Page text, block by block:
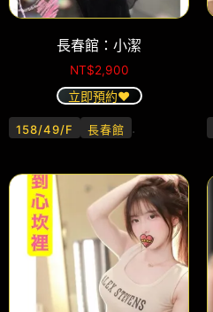
長春館：小潔
NT$2,900
立即預約❤️
158/49/F 長春館 .